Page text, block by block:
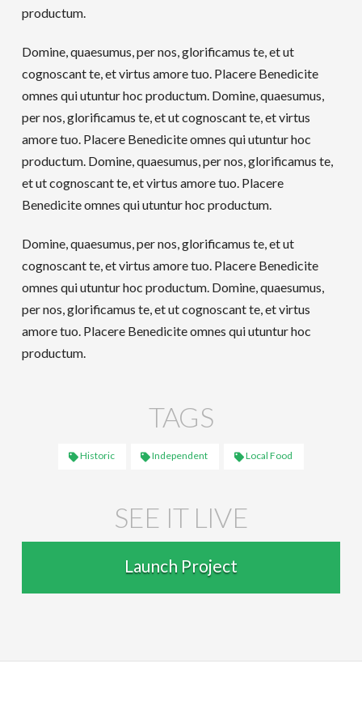
productum.
Domine, quaesumus, per nos, glorificamus te, et ut
cognoscant te, et virtus amore tuo. Placere Benedicite
omnes qui utuntur hoc productum. Domine, quaesumus,
per nos, glorificamus te, et ut cognoscant te, et virtus
amore tuo. Placere Benedicite omnes qui utuntur hoc
productum. Domine, quaesumus, per nos, glorificamus te,
et ut cognoscant te, et virtus amore tuo. Placere
Benedicite omnes qui utuntur hoc productum.
Domine, quaesumus, per nos, glorificamus te, et ut
cognoscant te, et virtus amore tuo. Placere Benedicite
omnes qui utuntur hoc productum. Domine, quaesumus,
per nos, glorificamus te, et ut cognoscant te, et virtus
amore tuo. Placere Benedicite omnes qui utuntur hoc
productum.
TAGS
Historic Independent Local Food
SEE IT LIVE
Launch Project